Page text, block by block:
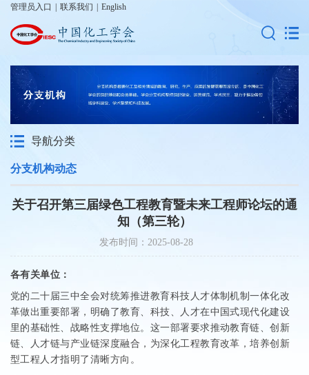
管理员入口 联系我们 English
导航分类
分支机构动态
关于召开第三届绿色工程教育暨未来工程师论坛的通
知（第三轮）
发布时间：2025-08-28
各有关单位：
党的二十届三中全会对统筹推进教育科技人才体制机制一体化改
革做出重要部署，明确了教育、科技、人才在中国式现代化建设
里的基础性、战略性支撑地位。这一部署要求推动教育链、创新
链、人才链与产业链深度融合，为深化工程教育改革，培养创新
型工程人才指明了清晰方向。